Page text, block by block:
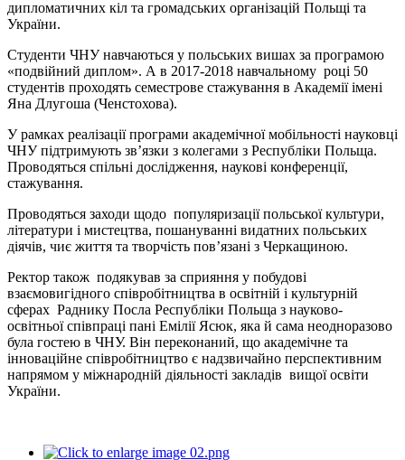
дипломатичних кіл та громадських організацій Польщі та
України.
Студенти ЧНУ навчаються у польських вишах за програмою
«подвійний диплом». А в 2017-2018 навчальному році 50
студентів проходять семестрове стажування в Академії імені
Яна Длугоша (Ченстохова).
У рамках реалізації програми академічної мобільності науковці
ЧНУ підтримують зв’язки з колегами з Республіки Польща.
Проводяться спільні дослідження, наукові конференції,
стажування.
Проводяться заходи щодо популяризації польської культури,
літератури і мистецтва, пошануванні видатних польських
діячів, чиє життя та творчість пов’язані з Черкащиною.
Ректор також подякував за сприяння у побудові
взаємовигідного співробітництва в освітній і культурній
сферах Раднику Посла Республіки Польща з науково-
освітньої співпраці пані Емілії Ясюк, яка й сама неодноразово
була гостею в ЧНУ. Він переконаний, що академічне та
інноваційне співробітництво є надзвичайно перспективним
напрямом у міжнародній діяльності закладів вищої освіти
України.